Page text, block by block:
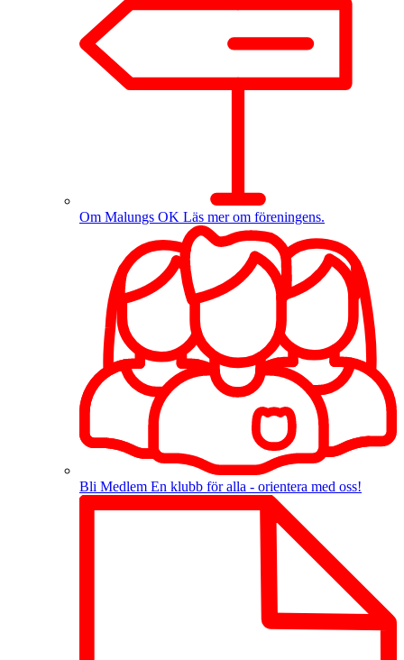
Om Malungs OK Läs mer om föreningens.
Bli Medlem En klubb för alla - orientera med oss!